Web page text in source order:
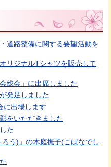
道路整備に関する要望活動を
リジナルTシャツを販売して
総会」に出席しました
発足しました
に出場します
をいただきました
た
ろう)」の木庭撫子(こばなでし